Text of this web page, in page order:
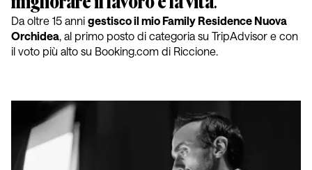
Da oltre 15 anni gestisco il mio Family Residence Nuova
Orchidea, al primo posto di categoria su TripAdvisor e con
il voto più alto su Booking.com di Riccione.